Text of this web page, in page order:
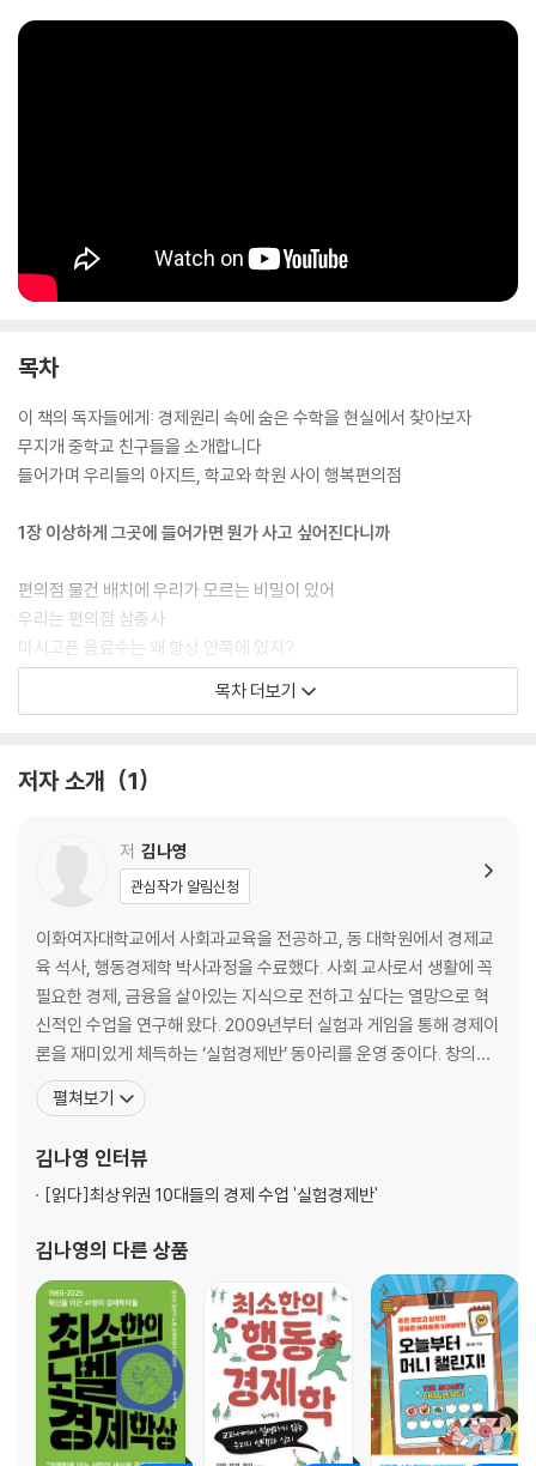
해석할 수 있다. 수학, 경제, 경영이 삼각형처럼 함께 움직이는 이야기들은
주문량, 최상의 진열, 이벤트 등, 경제와 경영의 기본을 익히고 그 모든 과
정에서 5총사는 경제수학 개념을 하나씩 터득해가간다. 이때 현실과 전혀
이 책을 통해 경제수학·경영·경제에 대해 체계적으로 사고할 수 있고, 낯선
용어나 개념들도 충분히 이해할 수 있다. 자신만의 사업을 꿈꾸는 청소년
들에게 어떻게 아이디어를 구체화하는지 알려주고, 경제와 수학을 아우르
며 세상을 좀더 넓은 시선으로 바라볼 수 있도록 돕는다. 이 책은 직접 중학
교에서 학생들을 가르친 저자가 청소년들의 실질적인 궁금증을 기반으로
집필되었기에 현장의 선생님들과 학부모들에게도 유용할 것이다.
목차
이 책의 독자들에게: 경제원리 속에 숨은 수학을 현실에서 찾아보자
무지개 중학교 친구들을 소개합니다
들어가며 우리들의 아지트, 학교와 학원 사이 행복편의점
1장 이상하게 그곳에 들어가면 뭔가 사고 싶어진다니까
편의점 물건 배치에 우리가 모르는 비밀이 있어
우리는 편의점 삼총사
마시고픈 음료수는 왜 항상 안쪽에 있지?
헤어나오기 힘든 개미지옥, 골든존
나영 샘의 경제경영학 미니 강의?
┗원기둥과 사각기둥, 공간 낭비는 결국 비용 증가
2장 도대체 한정판은 왜 나만 못 사는 거야
부족할수록 더 갖고 싶은 게 사람의 마음
좀 넉넉하게 팔면 좋을 텐데
간절할수록 가격이 올라가네
사기당하기 쉬운 이유
나영 샘의 경제경영학 미니 강의?
┗수요변동, 내가 원하는 물건이 항상 비싼 이유
경제 속에 숨은 수학?
┗수요, 사고 싶은 양과 가격 사이의 함수
3장 편의점 셀프 요리바에서 나만의 요리 만들기
나만의 독특한 체험을 즐기는 모디슈머
편의점 망고빙수, 맛 보실래요?
블랙컨슈머에 대한 우리들의 대처법
다짜고짜 우기는 것도 부당이득이야
나영 샘의 경제경영학 미니 강의?
┗기회비용, 선택 뒤에는 항상 포기가 있다
경제 속에 숨은 수학?
┗백분율, 잘 이해하면 상품도 저렴해지지
목차 더보기
저자 소개 1
저 김나영
관심작가 알림신청
이화여자대학교에서 사회과교육을 전공하고, 동 대학원에서 경제교
육 석사, 행동경제학 박사과정을 수료했다. 사회 교사로서 생활에 꼭
필요한 경제, 금융을 살아있는 지식으로 전하고 싶다는 열망으로 혁
신적인 수업을 연구해 왔다. 2009년부터 실험과 게임을 통해 경제이
론을 재미있게 체득하는 ‘실험경제반’ 동아리를 운영 중이다. 창의적
인 수업방식과 성과를 인정받아 2024년 금융의 날 대통령표창, 202
4년 및 2019년 대한민국경제교육 대상 ‘경제교육단체협의회 회장
I), 기획재정부, 금융감독원, 교육부, 한국교육개발원(K
펼쳐보기
김나영 인터뷰
[읽다]최상위권 10대들의 경제 수업 '실험경제반'
김나영의 다른 상품